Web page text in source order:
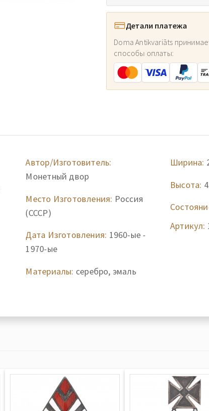
Детали платежа
Doma Antikvariāts
способы оплаты:
Автор/Изготовитель:
Монетный двор
Место Изготовления: Россия
(СССР)
Дата Изготовления: 1960-ые -
1970-ые
Материалы: серебро, эмаль
Ширина:
Высота:
Артикул: